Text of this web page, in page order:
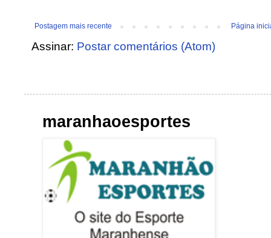
Postagem mais recente Página
Assinar: Postar comentários (Atom)
maranhaoesportes